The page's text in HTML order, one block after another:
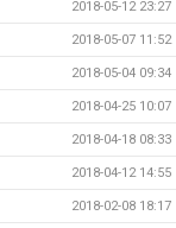
2018-05-12 23:27
2018-05-07 11:52
2018-05-04 09:34
2018-04-25 10:07
2018-04-18 08:33
2018-04-12 14:55
2018-02-08 18:17